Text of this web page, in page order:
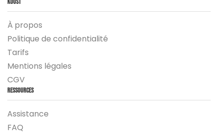
Koust
À propos
Politique de confidentialité
Tarifs
Mentions légales
CGV
Ressources
Assistance
FAQ